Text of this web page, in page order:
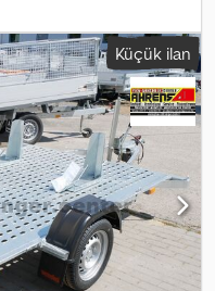
uzunluğu:
alanı yüksekliği:660
double-wall loading ramp,
– with crank support fully
angle via quality
& Accessories - Mesh
cm high, single-wall -
foldable and removable
bed to the chassis
thanks to test track-
drawbar - Safety chassis
safety indicator - Bolted
hot-dip galvanized -
Küçük ilan